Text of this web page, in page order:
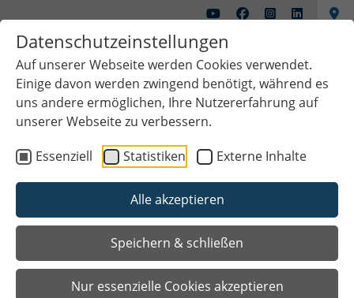
Datenschutzeinstellungen
Auf unserer Webseite werden Cookies verwendet.
Einige davon werden zwingend benötigt, während es
uns andere ermöglichen, Ihre Nutzererfahrung auf
unserer Webseite zu verbessern.
Essenziell
Statistiken Externe Inhalte
Alle akzeptieren
Speichern & schließen
Nur essenzielle Cookies akzeptieren
Startseite Unsere Stadt
Karriereportal